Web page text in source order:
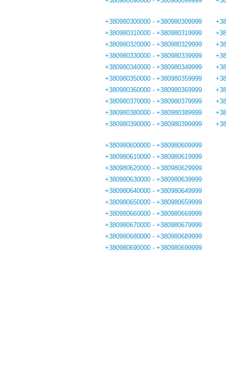
+380980300000 - +380980309999
+380980310000 - +380980319999
+380980320000 - +380980329999
+380980330000 - +380980339999
+380980340000 - +380980349999
+380980350000 - +380980359999
+380980360000 - +380980369999
+380980370000 - +380980379999
+380980380000 - +380980389999
+380980390000 - +380980399999
+380980600000 - +380980609999
+380980610000 - +380980619999
+380980620000 - +380980629999
+380980630000 - +380980639999
+380980640000 - +380980649999
+380980650000 - +380980659999
+380980660000 - +380980669999
+380980670000 - +380980679999
+380980680000 - +380980689999
+380980690000 - +380980699999